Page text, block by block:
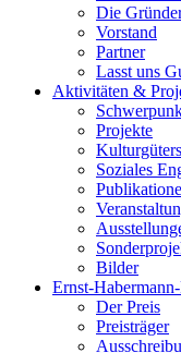
Die
Vorstand
Partner
Lasst uns
Aktivitäten &
Projekte
Soziales
Bilder
Ernst-
Der Preis
Preisträger